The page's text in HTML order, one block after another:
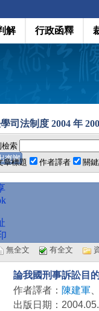
解 行政函釋
司法制度 2004 年
檢索
章標題
作者譯者 關
無全文 有全文
論我國刑事訴訟目
作者譯者： 陳建軍
出版日期：